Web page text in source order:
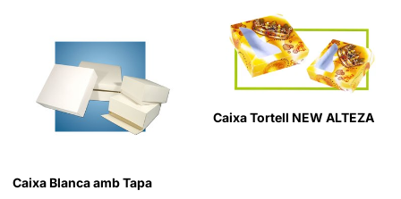
Caixa Blanca amb Tapa
Caixa Tortell NEW ALTEZA